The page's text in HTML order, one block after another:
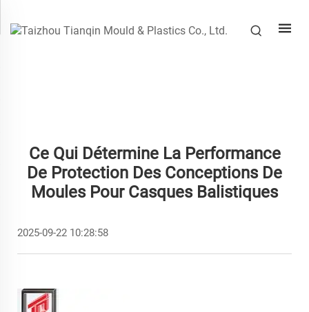
Ce Qui Détermine La Performance
De Protection Des Conceptions De
Moules Pour Casques Balistiques
2025-09-22 10:28:58